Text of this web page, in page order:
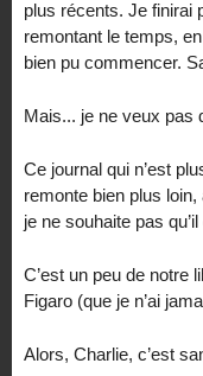
plus récents. Je finirai
remontant le temps,
bien pu commencer.
Mais... je ne veux pas
Ce journal qui n’est
remonte bien plus
je ne souhaite pas
C’est un peu de notre
Figaro (que je n’ai
Alors, Charlie, c’est